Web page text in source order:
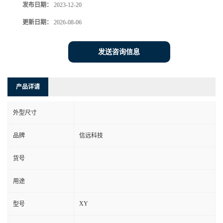
发布日期： 2023-12-20
更新日期： 2026-08-06
发送咨询信息
产品详请
外型尺寸
品牌 信远科技
货号
用途
型号 XY